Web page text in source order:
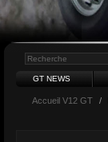
GT NEWS
Accueil V12 GT /